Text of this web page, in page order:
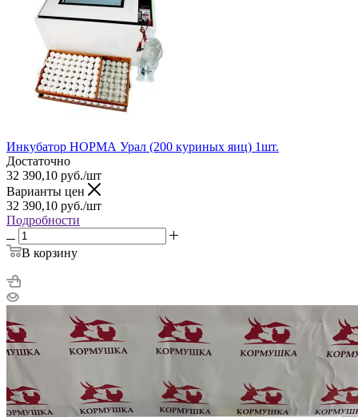
Инкубатор НОРМА Урал (200 куриных яиц) 1шт.
Достаточно
32 390,10 руб./шт
Варианты цен
32 390,10 руб./шт
Подробности
В корзину